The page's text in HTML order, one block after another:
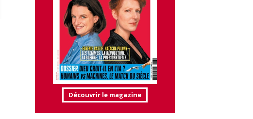
Découvrir le magazine